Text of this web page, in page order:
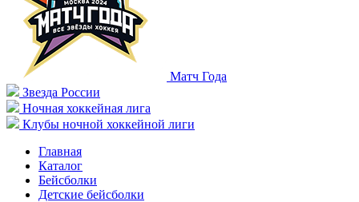
Матч Года
Звезда России
Ночная хоккейная лига
Клубы ночной хоккейной лиги
Главная
Каталог
Бейсболки
Детские бейсболки